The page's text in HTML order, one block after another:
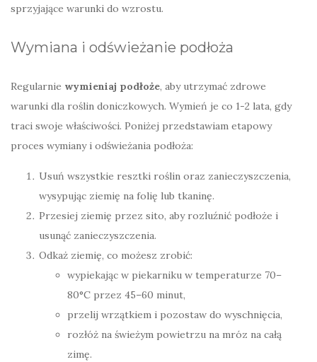
sprzyjające warunki do wzrostu.
Wymiana i odświeżanie podłoża
Regularnie wymieniaj podłoże, aby utrzymać zdrowe
warunki dla roślin doniczkowych. Wymień je co 1-2 lata, gdy
traci swoje właściwości. Poniżej przedstawiam etapowy
proces wymiany i odświeżania podłoża:
Usuń wszystkie resztki roślin oraz zanieczyszczenia,
wysypując ziemię na folię lub tkaninę.
Przesiej ziemię przez sito, aby rozluźnić podłoże i
usunąć zanieczyszczenia.
Odkaż ziemię, co możesz zrobić:
wypiekając w piekarniku w temperaturze 70–
80°C przez 45–60 minut,
przelij wrzątkiem i pozostaw do wyschnięcia,
rozłóż na świeżym powietrzu na mróz na całą
zimę.